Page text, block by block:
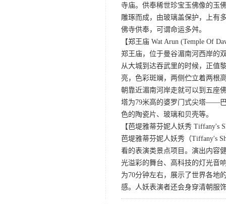
寺庙。供奉稀世珍宝玉佛像的玉
雕琢而成，由玻璃盖保护，上有
佛寺供奉，可谓命运多舛。
【郑王庙 Wat Arun (Temple Of
郑王庙，位于曼谷湄南河西岸的
从大城到达吞武里的时候，正值
亮，色彩斑斓，两侧伫立着两根
朝靠近湄南河岸走就可以到五座
塔为79米高的婆罗门式尖塔——
色的陶瓷片、玻璃和贝壳等。
【芭堤雅蒂芬妮人妖秀 Tiffany's
芭堤雅蒂芬妮人妖秀（Tiffany's
看的表演类景点项目。演出内容
光溢彩的舞台、高科技的灯光音
为70分钟左右，展示了世界各地
感。人妖表演者还会身穿清朝服